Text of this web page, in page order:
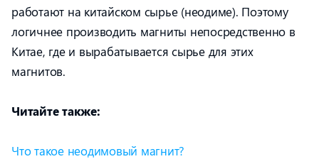
работают на китайском сырье (неодиме). Поэтому
логичнее производить магниты непосредственно в
Китае, где и вырабатывается сырье для этих
магнитов.
Читайте также:
Что такое неодимовый магнит?